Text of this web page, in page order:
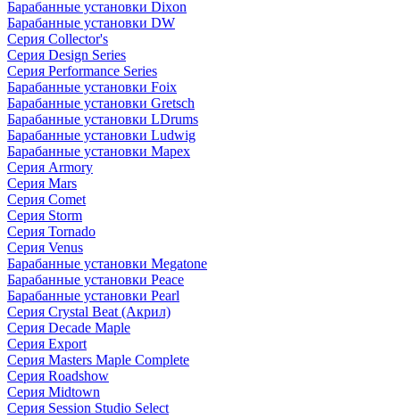
Барабанные установки Dixon
Барабанные установки DW
Серия Collector's
Серия Design Series
Серия Performance Series
Барабанные установки Foix
Барабанные установки Gretsch
Барабанные установки LDrums
Барабанные установки Ludwig
Барабанные установки Mapex
Серия Armory
Серия Mars
Серия Comet
Серия Storm
Серия Tornado
Серия Venus
Барабанные установки Megatone
Барабанные установки Peace
Барабанные установки Pearl
Серия Crystal Beat (Акрил)
Серия Decade Maple
Серия Export
Серия Masters Maple Complete
Серия Roadshow
Серия Midtown
Серия Session Studio Select